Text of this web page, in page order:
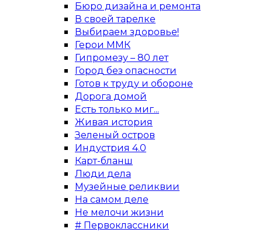
Бюро дизайна и ремонта
В своей тарелке
Выбираем здоровье!
Герои ММК
Гипромезу – 80 лет
Город без опасности
Готов к труду и обороне
Дорога домой
Есть только миг...
Живая история
Зеленый остров
Индустрия 4.0
Карт-бланш
Люди дела
Музейные реликвии
На самом деле
Не мелочи жизни
# Первоклассники